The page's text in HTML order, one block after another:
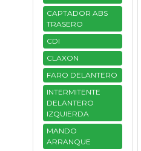
CAPTADOR ABS
TRASERO
CDI
CLAXON
FARO DELANTERO
INTERMITENTE
DELANTERO
IZQUIERDA
MANDO
ARRANQUE